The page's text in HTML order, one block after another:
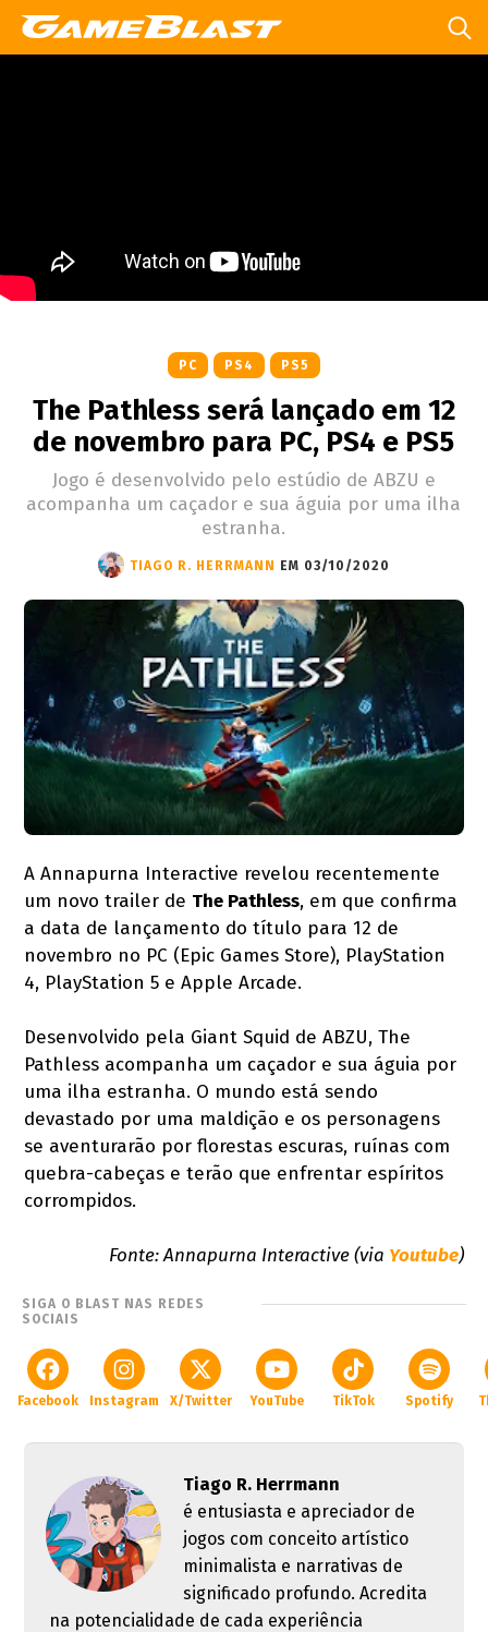
PC PS4 PS5
The Pathless será lançado em 12
de novembro para PC, PS4 e PS5
Jogo é desenvolvido pelo estúdio de ABZU e
acompanha um caçador e sua águia por uma ilha
estranha.
TIAGO R. HERRMANN EM 03/10/2020
A Annapurna Interactive revelou recentemente
um novo trailer de The Pathless, em que confirma
a data de lançamento do título para 12 de
novembro no PC (Epic Games Store), PlayStation
4, PlayStation 5 e Apple Arcade.
Desenvolvido pela Giant Squid de ABZU, The
Pathless acompanha um caçador e sua águia por
uma ilha estranha. O mundo está sendo
devastado por uma maldição e os personagens
se aventurarão por florestas escuras, ruínas com
quebra-cabeças e terão que enfrentar espíritos
corrompidos.
Fonte: Annapurna Interactive (via Youtube)
SIGA O BLAST NAS REDES
SOCIAIS
Facebook Instagram X/Twitter YouTube TikTok Spotify
Tiago R. Herrmann
é entusiasta e apreciador de
jogos com conceito artístico
minimalista e narrativas de
significado profundo. Acredita
na potencialidade de cada experiência